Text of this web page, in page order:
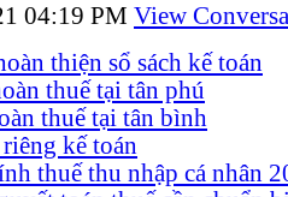
04:19 PM View
thiện sổ sách kế toán
thuế tại tân phú
thuế tại tân bình
kế toán
thuế thu nhập cá nhân